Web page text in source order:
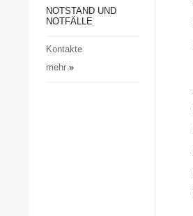
Gesellschaft
NOTSTAND UND
NOTFÄLLE
Kontakte
mehr»